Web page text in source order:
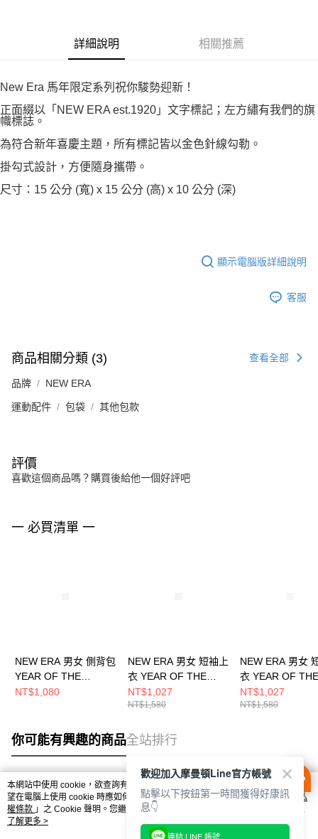
詳細說明 相關推薦
New Era 馬年限定系列祝你駿勢迎新！
正面綴以「NEW ERA est.1920」文字標記；左方繡有我們的旗
幟標誌。
為符合新年喜慶主題，所有標記皆以金色針線勾勒。
掛勾式設計，方便隨身攜帶。
尺寸：15 公分 (寬) x 15 公分 (高) x 10 公分 (深)
顯示電腦版詳細說明
客服
商品相關分類 (3) 查看全部
品牌 NEW ERA
運動配件 包袋 其他包款
評價
喜歡這個商品嗎？購買後給他一個好評吧
一 必買清單 一
NEW ERA 男女 側背包
YEAR OF THE
HORSE NEW ERA 核
NT$1,080
NEW ERA 男女 短袖上
衣 YEAR OF THE
HORSE NEW ERA 核
桃 NE14701153
NT$1,027
NT$1,580
NEW ERA 男女
衣 YEAR OF THE
HORSE 威奇塔
核桃
NT$1,027
NT$1,580
你可能有興趣的商品全站排行
熱門標籤
本網站中使用 cookie，欲查詢有關本網站使用 cookie 方式之詳情，及若您不希
望在電腦上使用 cookie 時應如何變更電腦的 cookie 設定，請參閱本網站「
隱私
權條款 」之 Cookie 聲明。您繼續使用本網站即表示您同意本公司得按本網站使
用條款之 Cookie 聲明使用 cookie。
了解更多 >
歡迎加入摩曼頓Line官方帳號
點擊以下按鈕第一時間獲得好康訊
息👇
連結 LINE 帳號